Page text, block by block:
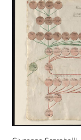
Catalogo